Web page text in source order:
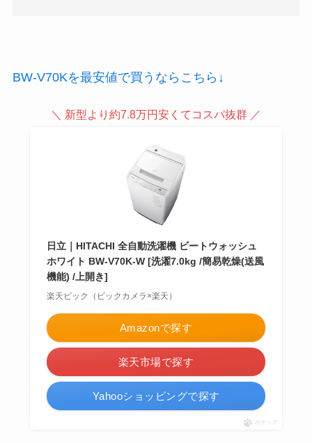
BW-V70Kを最安値で買うならこちら↓
＼ 新型より約7.8万円安くてコスパ抜群 ／
日立｜HITACHI 全自動洗濯機 ビートウォッシュ
ホワイト BW-V70K-W [洗濯7.0kg /簡易乾燥(送風
機能) /上開き]
楽天ビック（ビックカメラ×楽天）
Amazonで探す
楽天市場で探す
Yahooショッピングで探す
ポチップ